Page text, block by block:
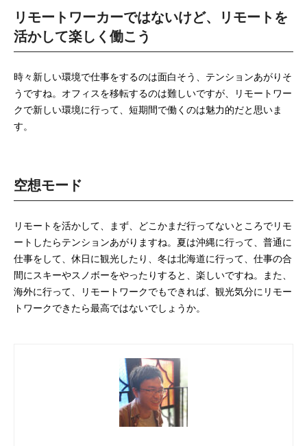
リモートワーカーではないけど、リモートを
活かして楽しく働こう
時々新しい環境で仕事をするのは面白そう、テンションあがりそ
うですね。オフィスを移転するのは難しいですが、リモートワー
クで新しい環境に行って、短期間で働くのは魅力的だと思いま
す。
空想モード
リモートを活かして、まず、どこかまだ行ってないところでリモ
ートしたらテンションあがりますね。夏は沖縄に行って、普通に
仕事をして、休日に観光したり、冬は北海道に行って、仕事の合
間にスキーやスノボーをやったりすると、楽しいですね。また、
海外に行って、リモートワークでもできれば、観光気分にリモー
トワークできたら最高ではないでしょうか。